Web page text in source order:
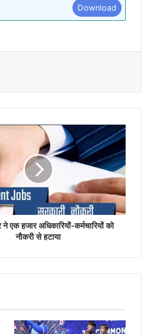
Download
एक हजार अधिकारियों-कर्मचारियों को
नौकरी से हटाया